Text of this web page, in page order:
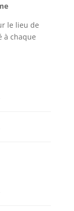
le lieu de
à chaque